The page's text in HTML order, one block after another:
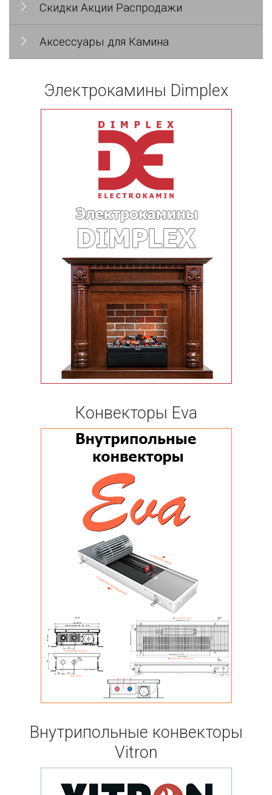
Скидки Акции Распродажи
Аксессуары для Камина
Электрокамины Dimplex
Конвекторы Eva
Внутрипольные конвекторы
Vitron